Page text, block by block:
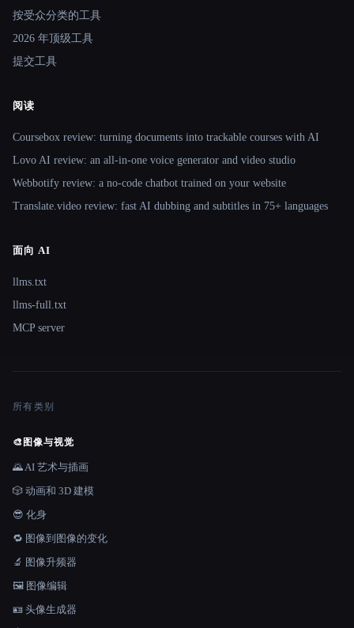
按受众分类的工具
2026 年顶级工具
提交工具
阅读
Coursebox review: turning documents into trackable courses with AI
Lovo AI review: an all-in-one voice generator and video studio
Webbotify review: a no-code chatbot trained on your website
Translate.video review: fast AI dubbing and subtitles in 75+ languages
面向 AI
llms.txt
llms-full.txt
MCP server
所有类别
🎨 图像与视觉
🌄 AI 艺术与插画
🎲 动画和 3D 建模
😎 化身
🔁 图像到图像的变化
🔬 图像升频器
🖼️ 图像编辑
🪪 头像生成器